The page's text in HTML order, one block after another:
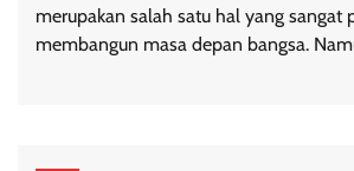
merupakan salah satu hal yang sangat
membangun masa depan bangsa.